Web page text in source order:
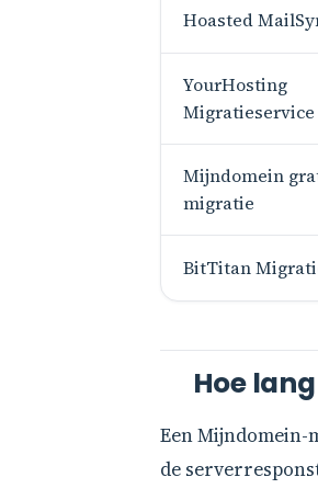
Hoasted
YourHosting
Migratieservice
Mijndomein
migratie
BitTitan
Hoe
Een Mijndomein-
de